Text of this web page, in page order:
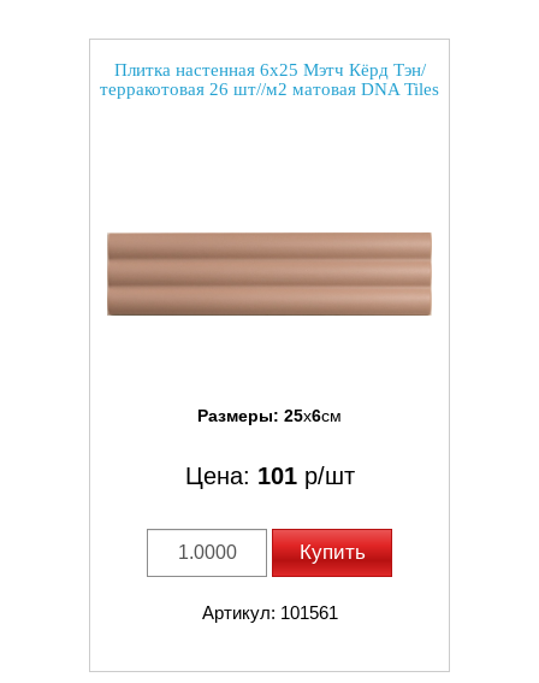
Плитка настенная 6x25 Мэтч Кёрд Тэн/
терракотовая 26 шт//м2 матовая DNA Tiles
Размеры: 25x6см
Цена: 101р/шт
Купить
Артикул: 101561